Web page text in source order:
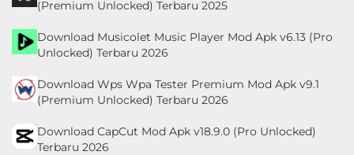
(Premium Unlocked) Terbaru 2025
Download Musicolet Music Player Mod Apk v6.13 (Pro
Unlocked) Terbaru 2026
Download Wps Wpa Tester Premium Mod Apk v9.1
(Premium Unlocked) Terbaru 2026
Download CapCut Mod Apk v18.9.0 (Pro Unlocked)
Terbaru 2026